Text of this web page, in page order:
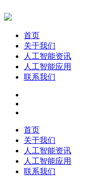
首页
关于我们
人工智能资讯
人工智能应用
联系我们
首页
关于我们
人工智能资讯
人工智能应用
联系我们